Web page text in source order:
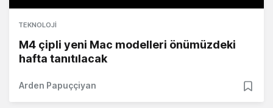
TEKNOLOJI
M4 çipli yeni Mac modelleri önümüzdeki
hafta tanıtılacak
Arden Papuççiyan